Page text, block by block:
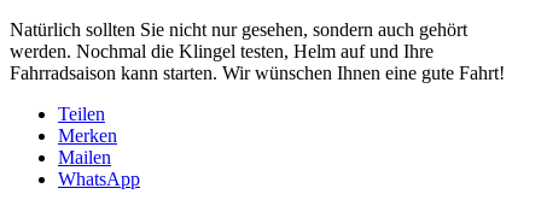
Natürlich sollten Sie nicht nur gesehen, sondern auch gehört
werden. Nochmal die Klingel testen, Helm auf und Ihre
Fahrradsaison kann starten. Wir wünschen Ihnen eine gute Fahrt!
Teilen
Merken
Mailen
WhatsApp